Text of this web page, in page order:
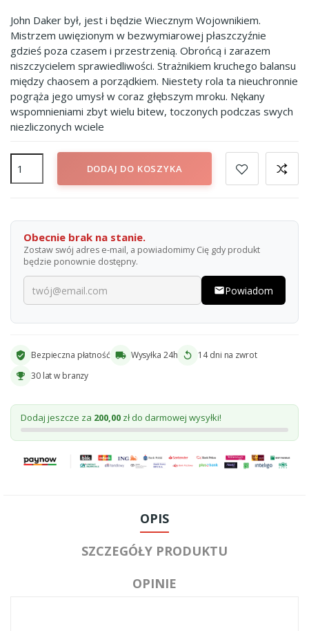
John Daker był, jest i będzie Wiecznym Wojownikiem.
Mistrzem uwięzionym w bezwymiarowej płaszczyźnie
gdzieś poza czasem i przestrzenią. Obrońcą i zarazem
niszczycielem sprawiedliwości. Strażnikiem kruchego balansu
między chaosem a porządkiem. Niestety rola ta nieuchronnie
pogrąża jego umysł w coraz głębszym mroku. Nękany
wspomnieniami zbyt wielu bitew, toczonych podczas swych
niezliczonych wciele
DODAJ DO KOSZYKA
Obecnie brak na stanie.
Zostaw swój adres e-mail, a powiadomimy Cię gdy produkt
będzie ponownie dostępny.
emailPowiadom
verified_user Bezpieczna płatność local_shipping Wysyłka 24h replay 14 dni na zwrot
emoji_events 30 lat w branzy
Dodaj jeszcze za 200,00 zł do darmowej wysyłki!
OPIS
SZCZEGÓŁY PRODUKTU
OPINIE